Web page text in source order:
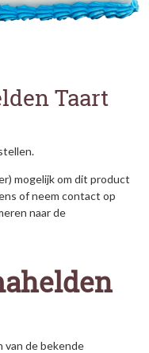
Taart
mogelijk om dit product
of neem contact op
naar de
van de bekende